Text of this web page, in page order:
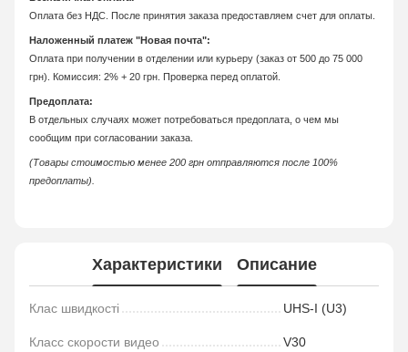
Оплата без НДС. После принятия заказа предоставляем счет для оплаты.
Наложенный платеж "Новая почта":
Оплата при получении в отделении или курьеру (заказ от 500 до 75 000
грн). Комиссия: 2% + 20 грн. Проверка перед оплатой.
Предоплата:
В отдельных случаях может потребоваться предоплата, о чем мы
сообщим при согласовании заказа.
(Товары стоимостью менее 200 грн отправляются после 100%
предоплаты).
Характеристики Описание
Клас швидкості UHS-I (U3)
Класс скорости видео V30